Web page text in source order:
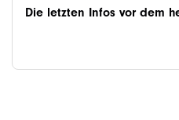
Die letzten Infos vor dem